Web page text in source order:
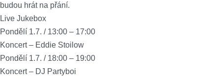
budou hrát na přání.
Live Jukebox
Pondělí 1.7. / 13:00 – 17:00
Koncert – Eddie Stoilow
Pondělí 1.7. / 18:00 – 19:00
Koncert – DJ Partyboi